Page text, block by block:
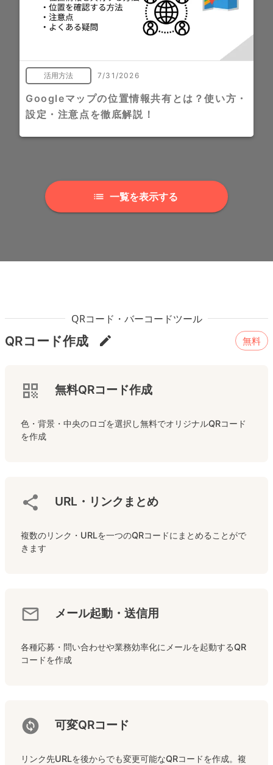
活用方法 7/31/2026
Googleマップの位置情報共有とは？使い方・
設定・注意点を徹底解説！
一覧を表示する
QRコード・バーコードツール
QRコード作成 無料
無料QRコード作成
色・背景・中央のロゴを選択し無料でオリジナルQRコード
を作成
URL・リンクまとめ
複数のリンク・URLを一つのQRコードにまとめることがで
きます
メール起動・送信用
各種応募・問い合わせや業務効率化にメールを起動するQR
コードを作成
可変QRコード
リンク先URLを後からでも変更可能なQRコードを作成。複